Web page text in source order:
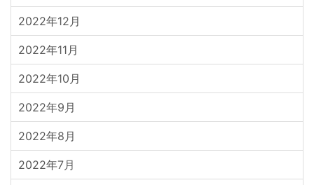
2022年12月
2022年11月
2022年10月
2022年9月
2022年8月
2022年7月